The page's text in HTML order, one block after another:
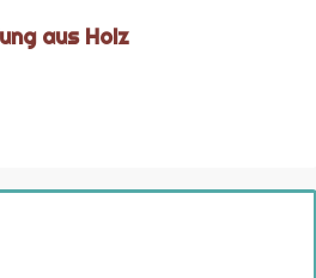
aus Holz